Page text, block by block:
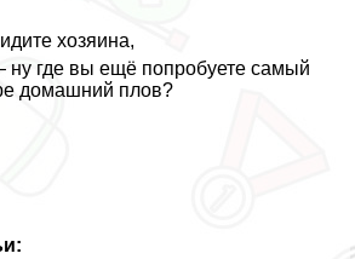
хозяина,
где вы ещё попробуете самый
домашний плов?